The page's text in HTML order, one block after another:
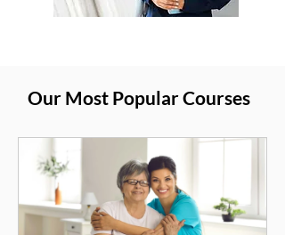
Our Most Popular Courses